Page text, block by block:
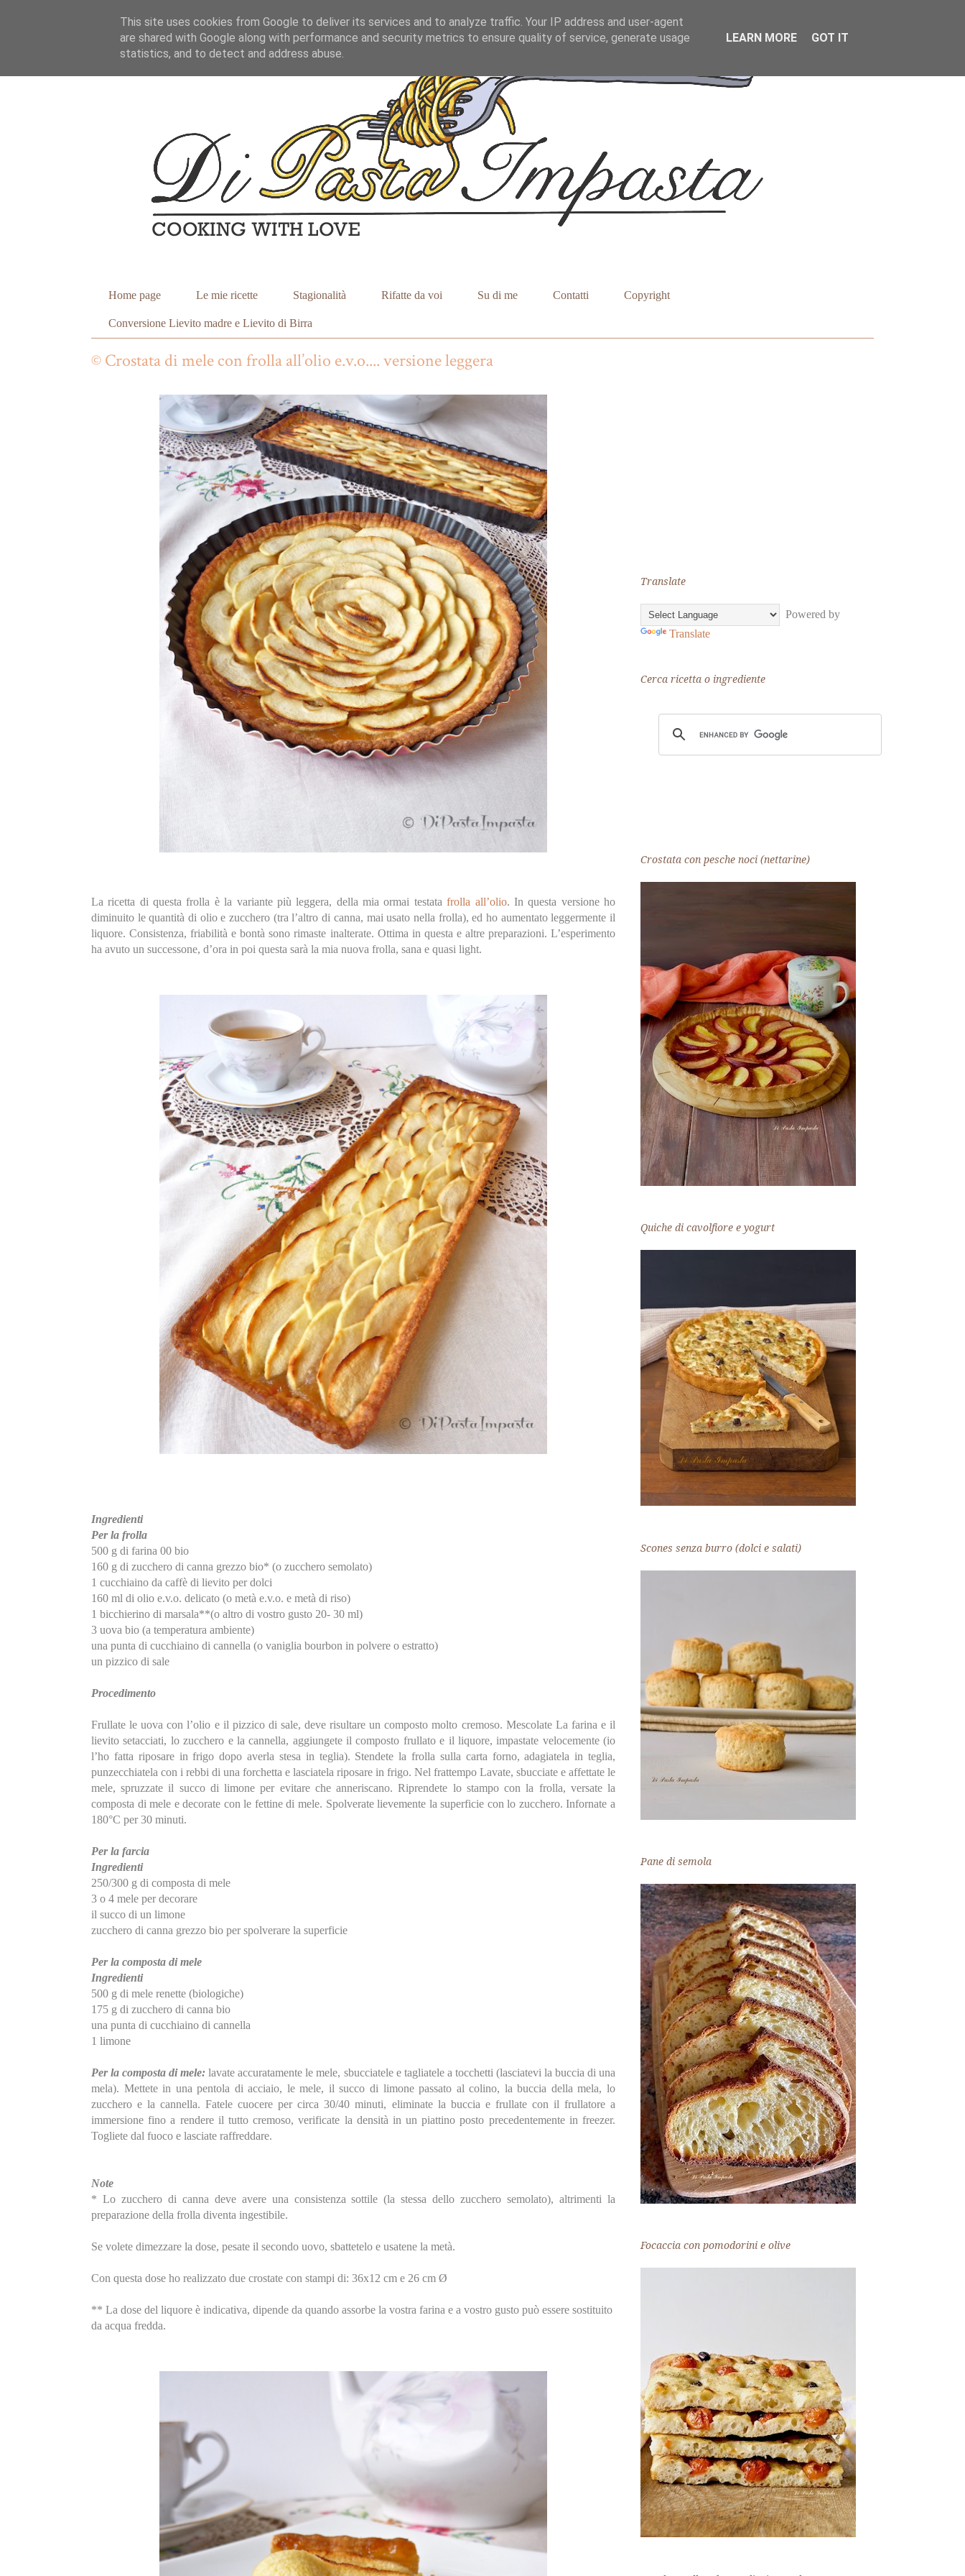
Home page Le mie ricette Stagionalità Rifatte da voi Su di me Contatti Copyright
Conversione Lievito madre e Lievito di Birra
© Crostata di mele con frolla all’olio e.v.o.... versione leggera
La ricetta di questa frolla è la variante più leggera, della mia ormai testatafrolla all’olio. In questa versione ho
diminuito le quantità di olio e zucchero (tra l’altro di canna, mai usato nella frolla), ed ho aumentato leggermente il
liquore. Consistenza, friabilità e bontà sono rimaste inalterate. Ottima in questa e altre preparazioni. L’esperimento
ha avuto un successone, d’ora in poi questa sarà la mia nuova frolla, sana e quasi light.
Ingredienti
Per la frolla
500 g di farina 00 bio
160 g di zucchero di canna grezzo bio* (o zucchero semolato)
1 cucchiaino da caffè di lievito per dolci
160 ml di olio e.v.o. delicato (o metà e.v.o. e metà di riso)
1 bicchierino di marsala**(o altro di vostro gusto 20- 30 ml)
3 uova bio (a temperatura ambiente)
una punta di cucchiaino di cannella (o vaniglia bourbon in polvere o estratto)
un pizzico di sale
Procedimento
Frullate le uova con l’olio e il pizzico di sale, deve risultare un composto molto cremoso. Mescolate La farina e il
lievito setacciati, lo zucchero e la cannella, aggiungete il composto frullato e il liquore, impastate velocemente (io
l’ho fatta riposare in frigo dopo averla stesa in teglia). Stendete la frolla sulla carta forno, adagiatela in teglia,
punzecchiatela con i rebbi di una forchetta e lasciatela riposare in frigo. Nel frattempo Lavate, sbucciate e affettate le
mele, spruzzate il succo di limone per evitare che anneriscano. Riprendete lo stampo con la frolla, versate la
composta di mele e decorate con le fettine di mele. Spolverate lievemente la superficie con lo zucchero. Infornate a
180°C per 30 minuti.
Per la farcia
Ingredienti
250/300 g di composta di mele
3 o 4 mele per decorare
il succo di un limone
zucchero di canna grezzo bio per spolverare la superficie
Per la composta di mele
Ingredienti
500 g di mele renette (biologiche)
175 g di zucchero di canna bio
una punta di cucchiaino di cannella
1 limone
Per la composta di mele: lavate accuratamente le mele, sbucciatele e tagliatele a tocchetti (lasciatevi la buccia di una
mela). Mettete in una pentola di acciaio, le mele, il succo di limone passato al colino, la buccia della mela, lo
zucchero e la cannella. Fatele cuocere per circa 30/40 minuti, eliminate la buccia e frullate con il frullatore a
immersione fino a rendere il tutto cremoso, verificate la densità in un piattino posto precedentemente in freezer.
Togliete dal fuoco e lasciate raffreddare.
Note
* Lo zucchero di canna deve avere una consistenza sottile (la stessa dello zucchero semolato), altrimenti la
preparazione della frolla diventa ingestibile.
Se volete dimezzare la dose, pesate il secondo uovo, sbattetelo e usatene la metà.
Con questa dose ho realizzato due crostate con stampi di: 36x12 cm e 26 cm Ø
** La dose del liquore è indicativa, dipende da quando assorbe la vostra farina e a vostro gusto può essere sostituito
da acqua fredda.
Translate
Powered by
Translate
Cerca ricetta o ingrediente
Crostata con pesche noci (nettarine)
Quiche di cavolfiore e yogurt
Scones senza burro (dolci e salati)
Pane di semola
Focaccia con pomodorini e olive
This site uses cookies from Google to deliver its services and to analyze traffic. Your IP address and user-agent
are shared with Google along with performance and security metrics to ensure quality of service, generate usage
statistics, and to detect and address abuse.
LEARN MORE GOT IT